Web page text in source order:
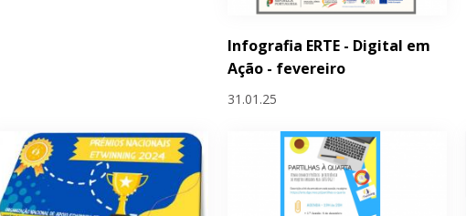
Infografia ERTE - Digital em
Ação - fevereiro
31.01.25